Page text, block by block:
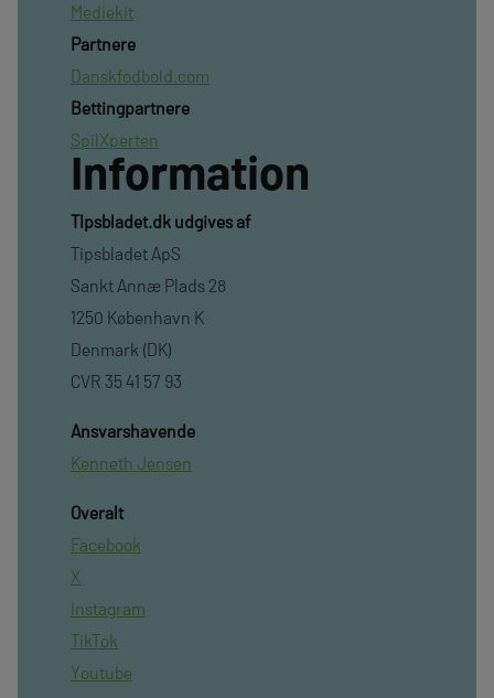
Mediekit
Partnere
Danskfodbold.com
Bettingpartnere
SpilXperten
Information
TIpsbladet.dk udgives af
Tipsbladet ApS
Sankt Annæ Plads 28
1250 København K
Denmark (DK)
CVR 35 41 57 93
Ansvarshavende
Kenneth Jensen
Overalt
Facebook
X
Instagram
TikTok
Youtube